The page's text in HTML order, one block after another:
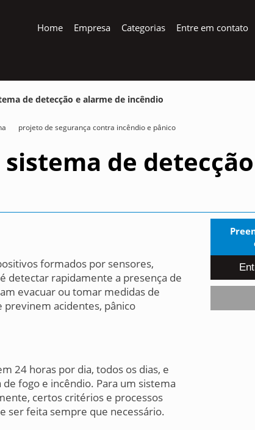
Home Empresa Categorias Entre em contato
de detecção e alarme de incêndio
projeto de segurança contra incêndio e pânico
de
formados por sensores,
detectar rapidamente a presença de
evacuar ou tomar medidas de
previnem acidentes, pânico
24 horas por dia, todos os dias, e
fogo e incêndio. Para um sistema
certos critérios e processos
ser feita sempre que necessário.